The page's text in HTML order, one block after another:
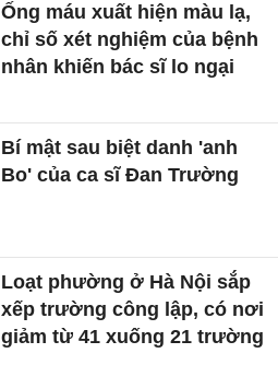
Ống máu xuất hiện màu lạ,
chỉ số xét nghiệm của bệnh
nhân khiến bác sĩ lo ngại
Bí mật sau biệt danh 'anh
Bo' của ca sĩ Đan Trường
Loạt phường ở Hà Nội sắp
xếp trường công lập, có nơi
giảm từ 41 xuống 21 trường